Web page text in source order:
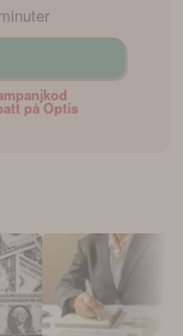
på Optis